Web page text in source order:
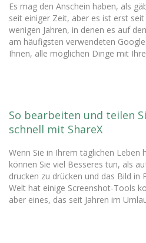
Es mag den Anschein haben, als
seit einiger Zeit, aber es ist erst
wenigen Jahren, in denen es auf
am häufigsten verwendeten
Ihnen, alle möglichen Dinge mit
So bearbeiten und teilen
schnell mit ShareX
Wenn Sie in Ihrem täglichen Leben
können Sie viel Besseres tun, als
drucken zu drücken und das Bild in
Welt hat einige Screenshot-Tools
aber eines, das seit Jahren im